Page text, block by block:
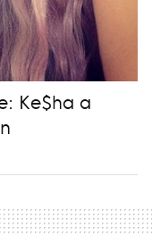
Ke$ha a